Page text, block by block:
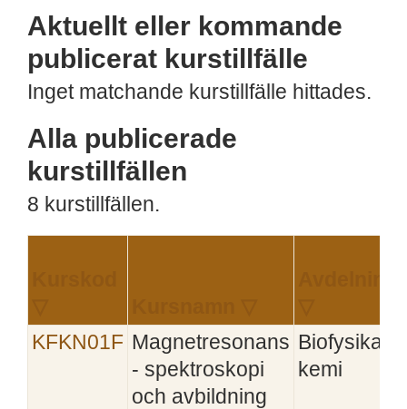
Aktuellt eller kommande
publicerat kurstillfälle
Inget matchande kurstillfälle hittades.
Alla publicerade
kurstillfällen
8 kurstillfällen.
KFKN01F Magnetresonans
- spektroskopi
och avbildning
kemi